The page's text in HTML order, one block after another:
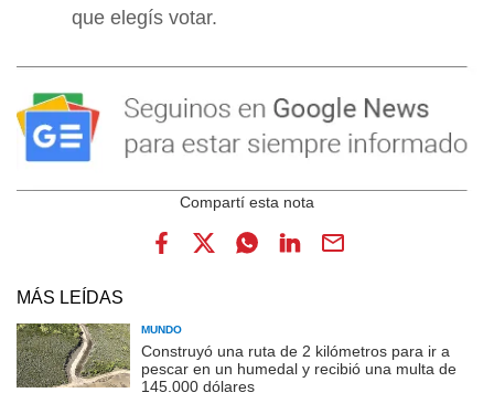
que elegís votar.
MÁS LEÍDAS
MUNDO
Construyó una ruta de 2 kilómetros para ir a
pescar en un humedal y recibió una multa de
145.000 dólares